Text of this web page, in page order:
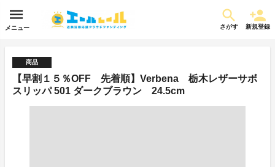
メニュー さがす 新規登録
商品
【早割１５％OFF 先着順】Verbena 栃木レザーサボ
スリッパ 501 ダークブラウン 24.5cm